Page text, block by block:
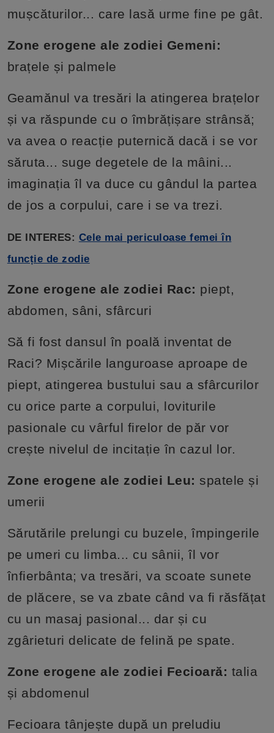
mușcăturilor... care lasă urme fine pe gât.
Zone erogene ale zodiei Gemeni:
brațele și palmele
Geamănul va tresări la atingerea brațelor
și va răspunde cu o îmbrățișare strânsă;
va avea o reacție puternică dacă i se vor
săruta... suge degetele de la mâini...
imaginația îl va duce cu gândul la partea
de jos a corpului, care i se va trezi.
DE INTERES: Cele mai periculoase femei în
funcție de zodie
Zone erogene ale zodiei Rac: piept,
abdomen, sâni, sfârcuri
Să fi fost dansul în poală inventat de
Raci? Mișcările languroase aproape de
piept, atingerea bustului sau a sfârcurilor
cu orice parte a corpului, loviturile
pasionale cu vârful firelor de păr vor
crește nivelul de incitație în cazul lor.
Zone erogene ale zodiei Leu: spatele și
umerii
Sărutările prelungi cu buzele, împingerile
pe umeri cu limba... cu sânii, îl vor
înfierbânta; va tresări, va scoate sunete
de plăcere, se va zbate când va fi răsfățat
cu un masaj pasional... dar și cu
zgârieturi delicate de felină pe spate.
Zone erogene ale zodiei Fecioară: talia
și abdomenul
Fecioara tânjește după un preludiu